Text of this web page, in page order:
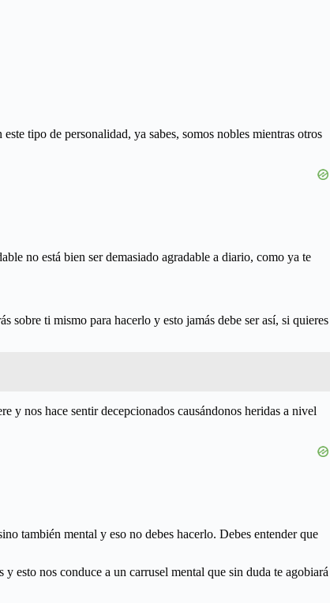
tipo de personalidad, ya sabes, somos nobles mientras otros
no está bien ser demasiado agradable a diario, como ya te
sobre ti mismo para hacerlo y esto jamás debe ser así, si quieres
y nos hace sentir decepcionados causándonos heridas a nivel
también mental y eso no debes hacerlo. Debes entender que
esto nos conduce a un carrusel mental que sin duda te agobiará